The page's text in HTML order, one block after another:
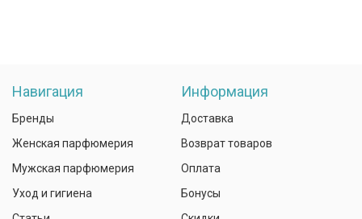
Навигация
Бренды
Женская парфюмерия
Мужская парфюмерия
Уход и гигиена
Информация
Доставка
Возврат товаров
Оплата
Бонусы